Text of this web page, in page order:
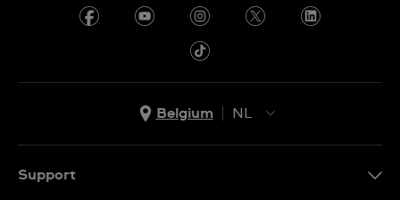
Belgium
NL
Support